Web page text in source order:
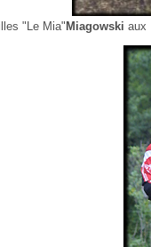
"Le Mia" Miagowski aux